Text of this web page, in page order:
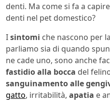
denti. Ma come si fa a
denti nel pet domestico?
Isintomi che nascono per
parliamo sia di quando
ne cade uno, sono anche
fastidio alla bocca del
sanguinamento alle
gatto, irritabilità, apatia e